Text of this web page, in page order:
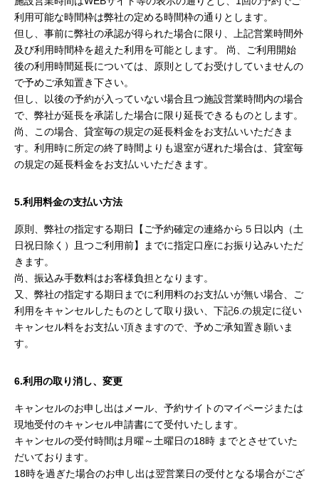
利用可能な時間枠は弊社の定める時間枠の通りとします。
但し、事前に弊社の承認が得られた場合に限り、上記営業時間外
及び利用時間枠を超えた利用を可能とします。 尚、ご利用開始
後の利用時間延長については、原則としてお受けしていませんの
で予めご承知置き下さい。
但し、以後の予約が入っていない場合且つ施設営業時間内の場合
で、弊社が延長を承諾した場合に限り延長できるものとします。
尚、この場合、貸室毎の規定の延長料金をお支払いいただきま
す。利用時に所定の終了時間よりも退室が遅れた場合は、貸室毎
の規定の延長料金をお支払いいただきます。
5.利用料金の支払い方法
原則、弊社の指定する期日【ご予約確定の連絡から５日以内（土
日祝日除く）且つご利用前】までに指定口座にお振り込みいただ
きます。
尚、振込み手数料はお客様負担となります。
又、弊社の指定する期日までに利用料のお支払いが無い場合、ご
利用をキャンセルしたものとして取り扱い、下記6.の規定に従い
キャンセル料をお支払い頂きますので、予めご承知置き願いま
す。
6.利用の取り消し、変更
キャンセルのお申し出はメール、予約サイトのマイページまたは
現地受付のキャンセル申請書にて受付いたします。
キャンセルの受付時間は月曜～土曜日の18時 までとさせていた
だいております。
18時を過ぎた場合のお申し出は翌営業日の受付となる場合がござ